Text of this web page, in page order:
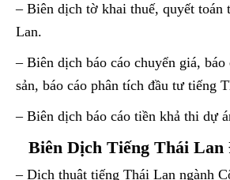
– Biên dịch tờ khai thuế, quyết toán
Lan.
– Biên dịch báo cáo chuyển giá,
sản, báo cáo phân tích đầu tư tiếng
– Biên dịch báo cáo tiền khả thi dự
Biên Dịch Tiếng Thái
– Dịch thuật tiếng Thái Lan ngành